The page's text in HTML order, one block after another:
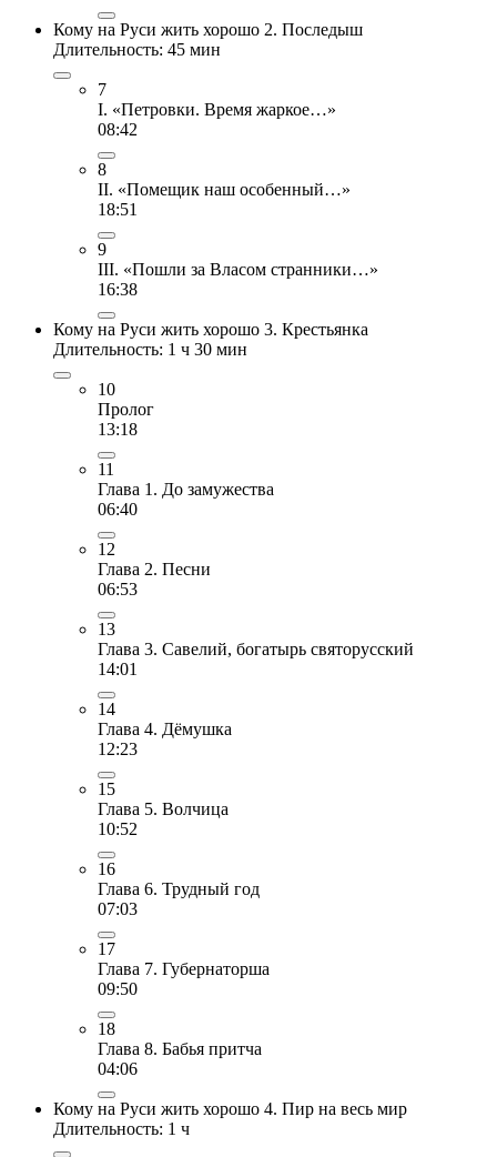
Кому на Руси жить хорошо 2. Последыш
Длительность: 45 мин
7
I. «Петровки. Время жаркое…»
08:42
8
II. «Помещик наш особенный…»
18:51
9
III. «Пошли за Власом странники…»
16:38
Кому на Руси жить хорошо 3. Крестьянка
Длительность: 1 ч 30 мин
10
Пролог
13:18
11
Глава 1. До замужества
06:40
12
Глава 2. Песни
06:53
13
Глава 3. Савелий, богатырь святорусский
14:01
14
Глава 4. Дёмушка
12:23
15
Глава 5. Волчица
10:52
16
Глава 6. Трудный год
07:03
17
Глава 7. Губернаторша
09:50
18
Глава 8. Бабья притча
04:06
Кому на Руси жить хорошо 4. Пир на весь мир
Длительность: 1 ч